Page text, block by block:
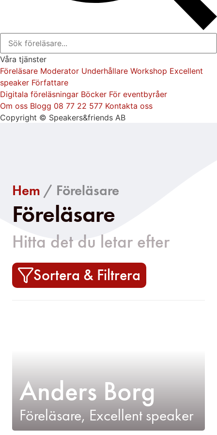
Våra tjänster
Föreläsare Moderator Underhållare Workshop Excellent
speaker Författare
Digitala föreläsningar Böcker För eventbyråer
Om oss Blogg 08 77 22 577 Kontakta oss
Copyright © Speakers&friends AB
motståndskraft
motivation
mjukvara
mental styrka
mänsklig utveckling
mångfald
makroekonomi
leverans
kundcentrering
kreativitet
Hem / Föreläsare
Föreläsare​
Hitta det du letar efter​
Sortera & Filtrera
Anders Borg
Föreläsare, Excellent speaker